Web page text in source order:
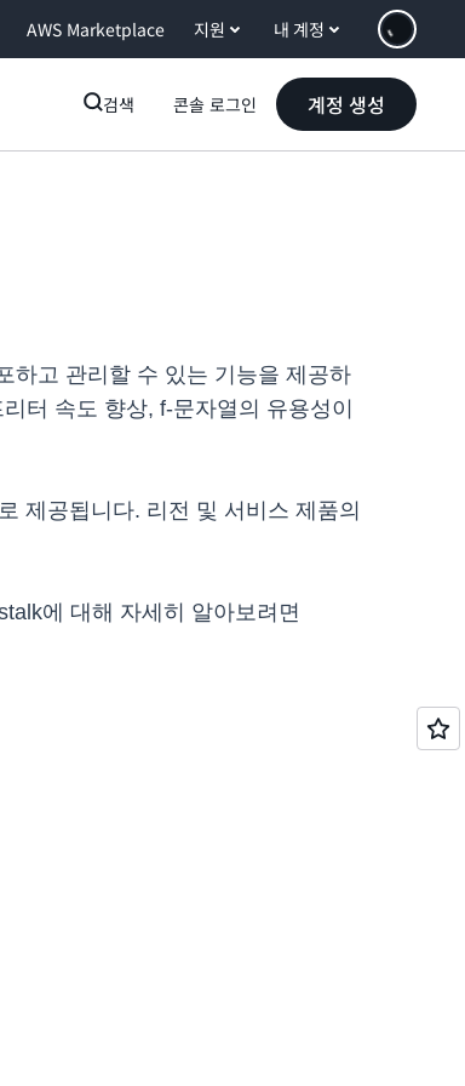
AWS Marketplace 지원 내 계정
검색 콘솔 로그인 계정 생성
하고 관리할 수 있는 기능을 제공하
터 속도 향상, f-문자열의 유용성이
제공됩니다. 리전 및 서비스 제품의
에 대해 자세히 알아보려면